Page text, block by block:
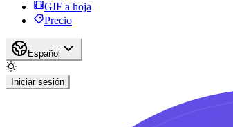
GIF a hoja
Precio
Español
Iniciar sesión